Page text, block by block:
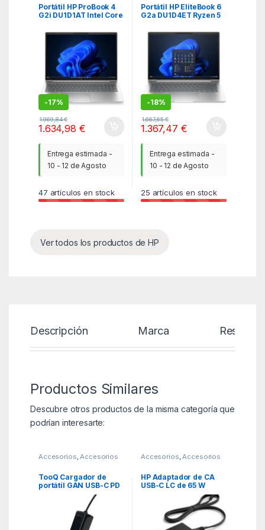
Portátil HP ProBook 4
G2i DU1D1AT Intel Core
SSD/ 16″/ Win11 Pro
-17%
1.969,84€
1.634,98 €
Entrega estimada -
10 - 12 de Agosto
47 artículos en stock
Portátil HP EliteBook 6
G2a DU1D4ET Ryzen 5
14″/ Win11 Pro
-18%
1.667,65€
1.367,47 €
Entrega estimada -
10 - 12 de Agosto
25 artículos en stock
Ver todos los productos de HP
Descripción Marca Reseñas
Productos Similares
Descubre otros productos de la misma categoría que
podrían interesarte:
Accesorios,Accesorios
Portátil Alimentación
TooQ Cargador de
portátil GAN USB-C PD
Accesorios,Accesorios
Portátil Alimentación
HP Adaptador de CA
USB-C LC de 65 W